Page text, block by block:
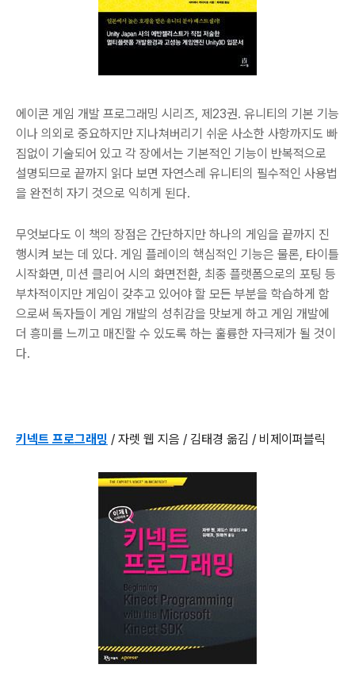
에이콘 게임 개발 프로그래밍 시리즈, 제23권. 유니티의 기본 기능
이나 의외로 중요하지만 지나쳐버리기 쉬운 사소한 사항까지도 빠
짐없이 기술되어 있고 각 장에서는 기본적인 기능이 반복적으로
설명되므로 끝까지 읽다 보면 자연스레 유니티의 필수적인 사용법
을 완전히 자기 것으로 익히게 된다.
무엇보다도 이 책의 장점은 간단하지만 하나의 게임을 끝까지 진
행시켜 보는 데 있다. 게임 플레이의 핵심적인 기능은 물론, 타이틀
시작화면, 미션 클리어 시의 화면전환, 최종 플랫폼으로의 포팅 등
부차적이지만 게임이 갖추고 있어야 할 모든 부분을 학습하게 함
으로써 독자들이 게임 개발의 성취감을 맛보게 하고 게임 개발에
더 흥미를 느끼고 매진할 수 있도록 하는 훌륭한 자극제가 될 것이
다.
키넥트 프로그래밍 / 자렛 웹 지음 / 김태경 옮김 / 비제이퍼블릭